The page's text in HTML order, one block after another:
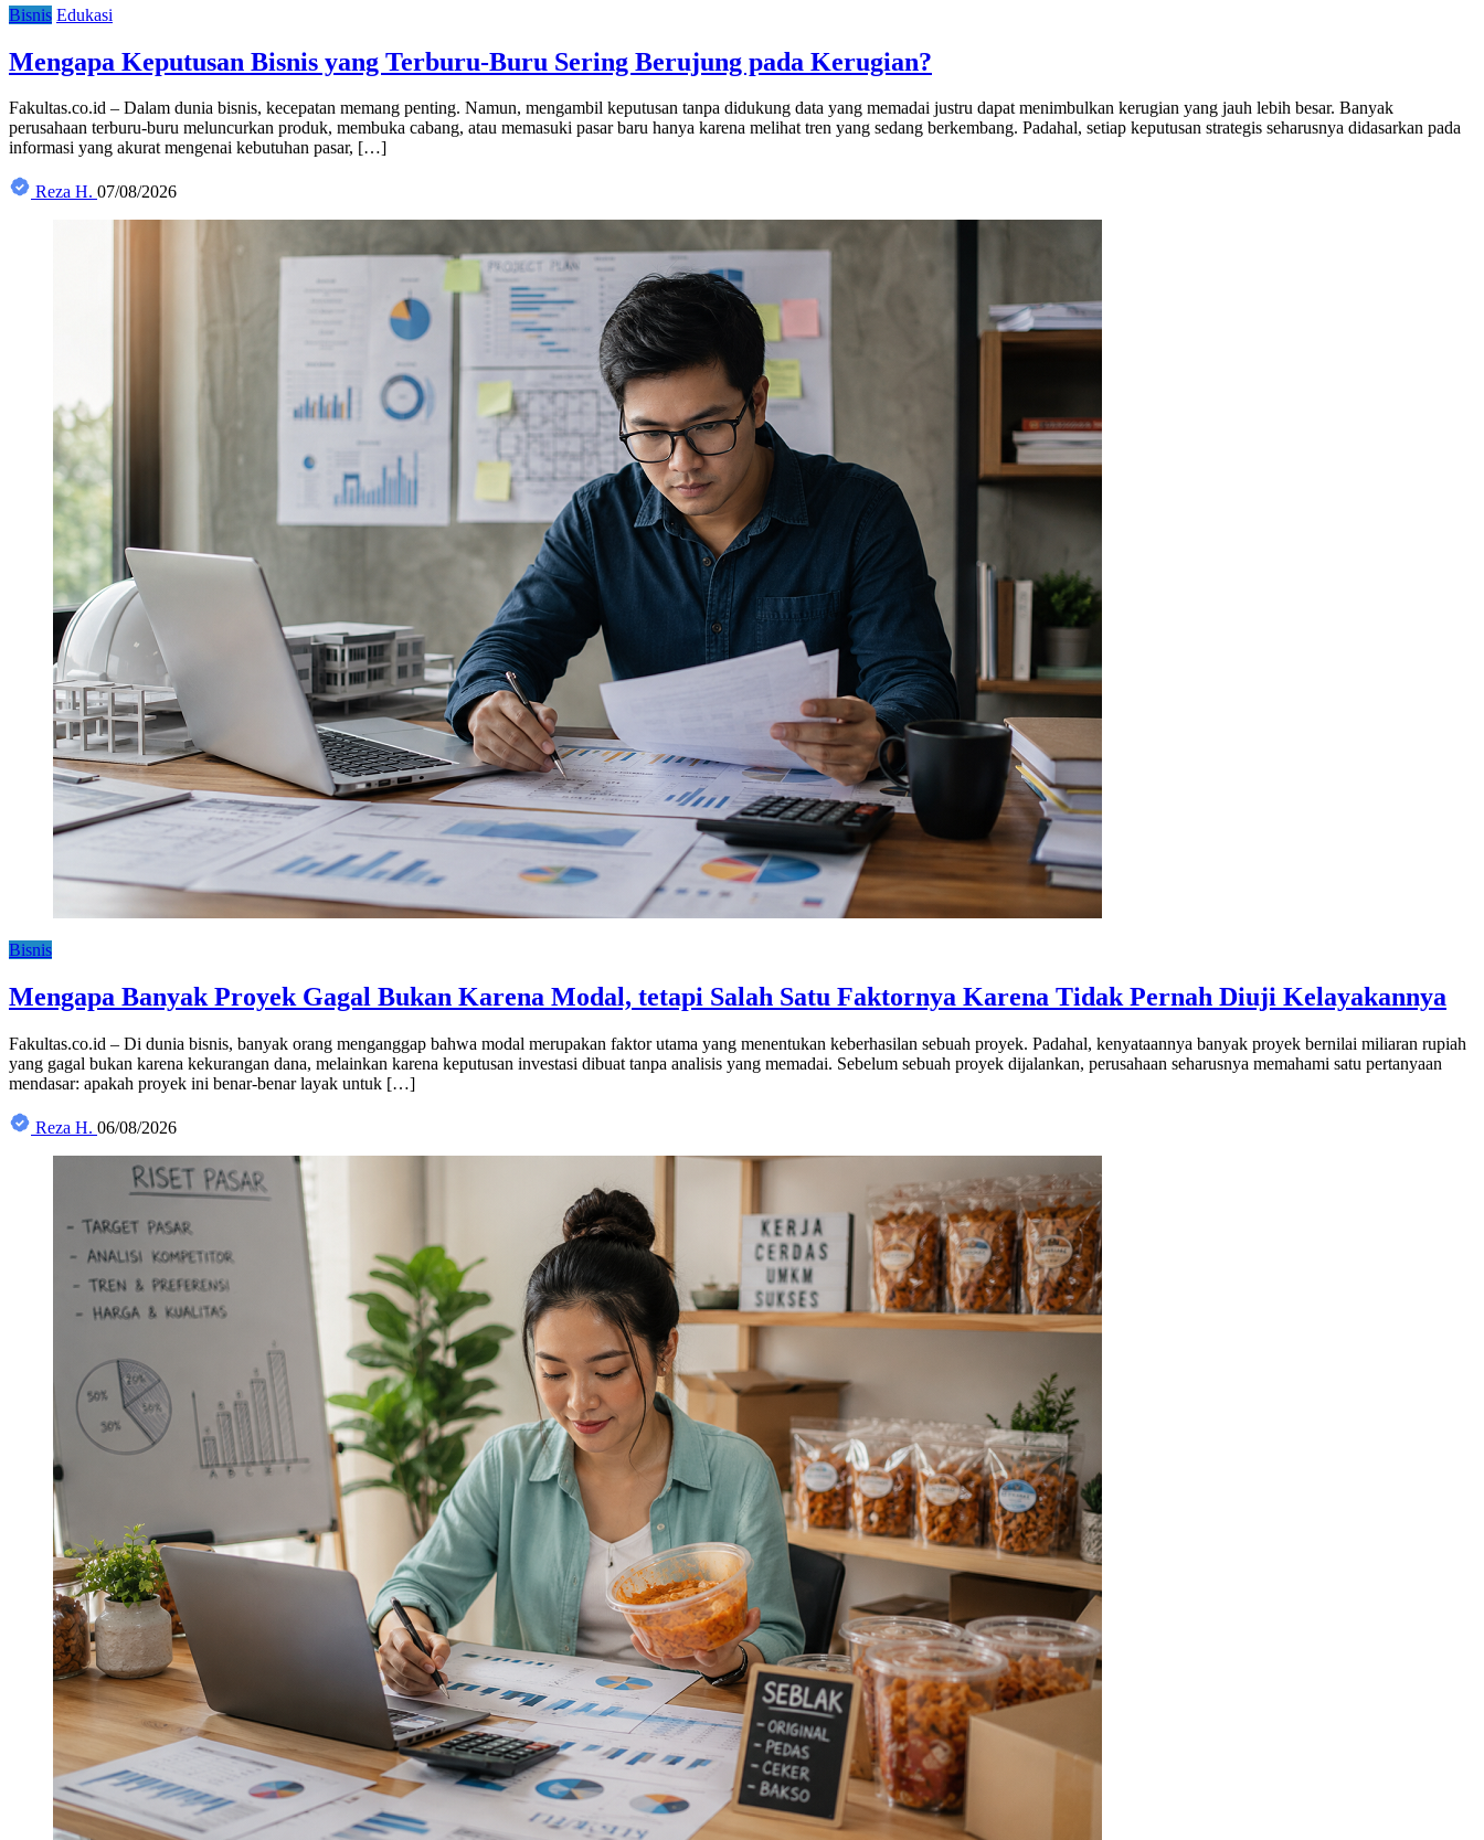
Bisnis Edukasi
Mengapa Keputusan Bisnis yang Terburu-Buru Sering Berujung pada Kerugian?
Fakultas.co.id – Dalam dunia bisnis, kecepatan memang penting. Namun, mengambil keputusan tanpa didukung data yang memadai justru dapat menimbulkan kerugian yang jauh lebih besar. Banyak
perusahaan terburu-buru meluncurkan produk, membuka cabang, atau memasuki pasar baru hanya karena melihat tren yang sedang berkembang. Padahal, setiap keputusan strategis seharusnya didasarkan pada
informasi yang akurat mengenai kebutuhan pasar, […]
Reza H. 07/08/2026
Bisnis
Mengapa Banyak Proyek Gagal Bukan Karena Modal, tetapi Salah Satu Faktornya Karena Tidak Pernah Diuji Kelayakannya
Fakultas.co.id – Di dunia bisnis, banyak orang menganggap bahwa modal merupakan faktor utama yang menentukan keberhasilan sebuah proyek. Padahal, kenyataannya banyak proyek bernilai miliaran rupiah
yang gagal bukan karena kekurangan dana, melainkan karena keputusan investasi dibuat tanpa analisis yang memadai. Sebelum sebuah proyek dijalankan, perusahaan seharusnya memahami satu pertanyaan
mendasar: apakah proyek ini benar-benar layak untuk […]
Reza H. 06/08/2026